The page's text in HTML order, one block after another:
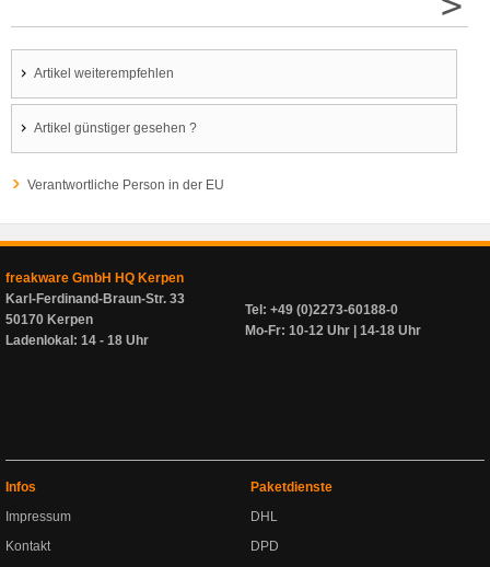
Artikel weiterempfehlen
Artikel günstiger gesehen ?
Verantwortliche Person in der EU
freakware GmbH HQ Kerpen
Karl-Ferdinand-Braun-Str. 33
50170 Kerpen
Ladenlokal: 14 - 18 Uhr
Tel: +49 (0)2273-60188-0
Mo-Fr: 10-12 Uhr | 14-18 Uhr
Infos
Impressum
Kontakt
Paketdienste
DHL
DPD